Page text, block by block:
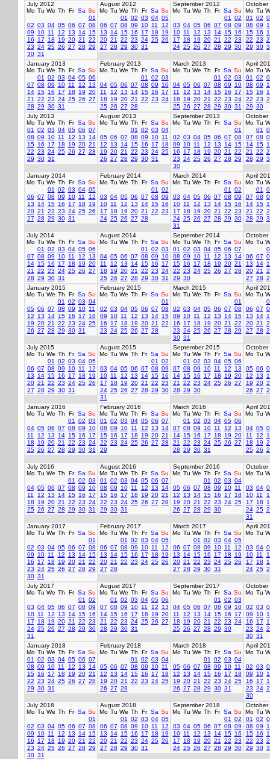
July 2012
Mo Tu We Th Fr Sa Su
01
02 03 04 05 06 07 08
09
10 11 12 13 14 15
16
17 18 19 20 21
22
23 24 25 26 27 28 29
30 31
August 2012
Mo Tu We Th Fr Sa Su
01
02 03 04 05
06 07 08 09 10 11
12
13
14 15 16 17 18
19
20 21 22 23 24 25 26
27 28 29 30 31
September 2012
Mo Tu We Th Fr Sa Su
01
02
03 04 05 06 07 08 09
10 11 12 13 14 15 16
17
18 19 20 21 22 23
24 25 26 27 28 29 30
October
Mo Tu
01
02
08 09
15 16
22 23
29 30
January 2013
Mo Tu We Th Fr Sa Su
01
02 03 04 05 06
07 08 09 10 11 12
13
14 15 16 17 18 19 20
21
22 23 24 25 26 27
28 29 30 31
February 2013
Mo Tu We Th Fr Sa Su
01
02 03
04 05 06 07 08 09
10
11
12 13 14 15 16
17
18
19 20 21 22 23 24
25 26 27 28
March 2013
Mo Tu We Th Fr Sa Su
01
02 03
04 05 06 07 08 09
10
11
12 13 14 15 16
17
18
19 20 21 22 23 24
25 26 27 28 29 30 31
April
Mo Tu
01
02
08 09
15 16
22 23
29 30
July 2013
Mo Tu We Th Fr Sa Su
01
02 03 04 05 06 07
08 09 10 11 12 13
14
15 16 17 18 19 20 21
22 23 24 25 26 27 28
29 30 31
August 2013
Mo Tu We Th Fr Sa Su
01
02 03 04
05 06 07 08 09 10 11
12
13 14 15 16 17
18
19 20 21 22 23 24 25
26 27 28 29 30 31
September 2013
Mo Tu We Th Fr Sa Su
01
02 03 04 05 06 07 08
09
10 11 12 13 14 15
16
17 18 19 20 21
22
23 24 25 26 27 28 29
30
October
Mo Tu
01
07 08
14 15
21
22
28 29
January 2014
Mo Tu We Th Fr Sa Su
01
02 03 04 05
06 07 08 09 10 11
12
13
14 15 16 17 18
19
20 21 22 23 24 25 26
27 28 29 30 31
February 2014
Mo Tu We Th Fr Sa Su
01
02
03 04 05 06 07 08 09
10 11 12 13 14 15 16
17
18 19 20 21 22 23
24 25 26 27 28
March 2014
Mo Tu We Th Fr Sa Su
01
02
03 04 05 06 07 08 09
10 11 12 13 14 15 16
17
18 19 20 21 22 23
24 25 26 27 28 29 30
31
April
Mo Tu
01
07 08
14 15
21
22
28 29
July 2014
Mo Tu We Th Fr Sa Su
01
02 03 04 05 06
07 08 09 10 11 12
13
14 15 16 17 18 19 20
21
22 23 24 25 26 27
28 29 30 31
August 2014
Mo Tu We Th Fr Sa Su
01
02 03
04 05 06 07 08 09
10
11
12 13 14 15 16
17
18
19 20 21 22 23 24
25 26 27 28 29 30 31
September 2014
Mo Tu We Th Fr Sa Su
01
02 03 04 05 06 07
08 09 10 11 12 13
14
15 16 17 18 19 20 21
22 23 24 25 26 27 28
29 30
October
Mo Tu
06 07
13
14
20 21
27 28
January 2015
Mo Tu We Th Fr Sa Su
01
02 03 04
05 06 07 08 09 10 11
12
13 14 15 16 17
18
19 20 21 22 23 24 25
26 27 28 29 30 31
February 2015
Mo Tu We Th Fr Sa Su
01
02 03 04 05 06 07 08
09
10 11 12 13 14 15
16
17 18 19 20 21
22
23 24 25 26 27 28
March 2015
Mo Tu We Th Fr Sa Su
01
02 03 04 05 06 07 08
09
10 11 12 13 14 15
16
17 18 19 20 21
22
23 24 25 26 27 28 29
30 31
April
Mo Tu
06 07
13
14
20 21
27 28
July 2015
Mo Tu We Th Fr Sa Su
01
02 03 04 05
06 07 08 09 10 11
12
13
14 15 16 17 18
19
20 21 22 23 24 25 26
27 28 29 30 31
August 2015
Mo Tu We Th Fr Sa Su
01
02
03 04 05 06 07 08 09
10 11 12 13 14 15 16
17
18 19 20 21 22 23
24 25 26 27 28 29 30
31
September 2015
Mo Tu We Th Fr Sa Su
01
02 03 04 05 06
07 08 09 10 11 12
13
14 15 16 17 18 19 20
21
22 23 24 25 26 27
28 29 30
October
Mo Tu
05 06
12
13
19 20
26 27
January 2016
Mo Tu We Th Fr Sa Su
01
02 03
04 05 06 07 08 09
10
11
12 13 14 15 16
17
18
19 20 21 22 23 24
25 26 27 28 29 30 31
February 2016
Mo Tu We Th Fr Sa Su
01
02 03 04 05 06 07
08 09 10 11 12 13
14
15 16 17 18 19 20 21
22 23 24 25 26 27 28
29
March 2016
Mo Tu We Th Fr Sa Su
01
02 03 04 05 06
07 08 09 10 11 12
13
14 15 16 17 18 19 20
21
22 23 24 25 26 27
28 29 30 31
April
Mo Tu
04 05
11
12
18
19
25 26
July 2016
Mo Tu We Th Fr Sa Su
01
02 03
04 05 06 07 08 09
10
11
12 13 14 15 16
17
18
19 20 21 22 23 24
25 26 27 28 29 30 31
August 2016
Mo Tu We Th Fr Sa Su
01
02 03 04 05 06 07
08 09 10 11 12 13
14
15 16 17 18 19 20 21
22 23 24 25 26 27 28
29 30 31
September 2016
Mo Tu We Th Fr Sa Su
01
02 03 04
05 06 07 08 09 10 11
12
13 14 15 16 17
18
19 20 21 22 23 24 25
26 27 28 29 30
October
Mo Tu
03 04
10 11
17
18
24 25
31
January 2017
Mo Tu We Th Fr Sa Su
01
02 03 04 05 06 07 08
09
10 11 12 13 14 15
16
17 18 19 20 21
22
23 24 25 26 27 28 29
30 31
February 2017
Mo Tu We Th Fr Sa Su
01
02 03 04 05
06 07 08 09 10 11
12
13
14 15 16 17 18
19
20 21 22 23 24 25 26
27 28
March 2017
Mo Tu We Th Fr Sa Su
01
02 03 04 05
06 07 08 09 10 11
12
13
14 15 16 17 18
19
20 21 22 23 24 25 26
27 28 29 30 31
April
Mo Tu
03 04
10 11
17
18
24 25
July 2017
Mo Tu We Th Fr Sa Su
01
02
03 04 05 06 07 08 09
10 11 12 13 14 15 16
17
18 19 20 21 22 23
24 25 26 27 28 29 30
31
August 2017
Mo Tu We Th Fr Sa Su
01
02 03 04 05 06
07 08 09 10 11 12
13
14 15 16 17 18 19 20
21
22 23 24 25 26 27
28 29 30 31
September 2017
Mo Tu We Th Fr Sa Su
01
02 03
04 05 06 07 08 09
10
11
12 13 14 15 16
17
18
19 20 21 22 23 24
25 26 27 28 29 30
October
Mo Tu
02 03
09
10
16
17
23 24
30 31
January 2018
Mo Tu We Th Fr Sa Su
01
02 03 04 05 06 07
08 09 10 11 12 13
14
15 16 17 18 19 20 21
22 23 24 25 26 27 28
29 30 31
February 2018
Mo Tu We Th Fr Sa Su
01
02 03 04
05 06 07 08 09 10 11
12
13 14 15 16 17
18
19 20 21 22 23 24 25
26 27 28
March 2018
Mo Tu We Th Fr Sa Su
01
02 03 04
05 06 07 08 09 10 11
12
13 14 15 16 17
18
19 20 21 22 23 24 25
26 27 28 29 30 31
April
Mo Tu
02 03
09
10
16
17
23 24
30
July 2018
Mo Tu We Th Fr Sa Su
01
02 03 04 05 06 07 08
09
10 11 12 13 14 15
16
17 18 19 20 21
22
23 24 25 26 27 28 29
30 31
August 2018
Mo Tu We Th Fr Sa Su
01
02 03 04 05
06 07 08 09 10 11
12
13
14 15 16 17 18
19
20 21 22 23 24 25 26
27 28 29 30 31
September 2018
Mo Tu We Th Fr Sa Su
01
02
03 04 05 06 07 08 09
10 11 12 13 14 15 16
17
18 19 20 21 22 23
24 25 26 27 28 29 30
October
Mo Tu
01
02
08 09
15 16
22 23
29 30